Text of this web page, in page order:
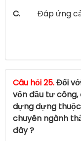
C.
Đáp ứng
Câu hỏi 25.Đối
vốn đầu tư công,
dựng dựng
chuyên ngành
đây ?